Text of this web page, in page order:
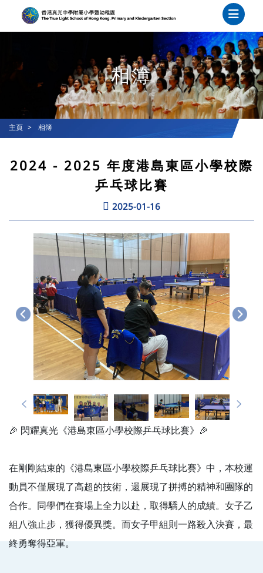
相簿
主頁 相簿
2024 - 2025 年度港島東區小學校際
乒乓球比賽
2025-01-16
🎉 閃耀真光《港島東區小學校際乒乓球比賽》🎉
在剛剛結束的《港島東區小學校際乒乓球比賽》中，本校運
動員不僅展現了高超的技術，還展現了拼搏的精神和團隊的
合作。同學們在賽場上全力以赴，取得驕人的成績。女子乙
組八強止步，獲得優異獎。而女子甲組則一路殺入決賽，最
終勇奪得亞軍。